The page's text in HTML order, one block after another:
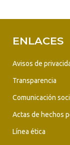
ENLACES
Avisos de
Transparencia
Comunicación
Actas de hechos
Línea ética